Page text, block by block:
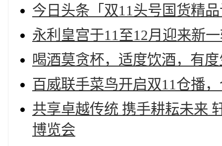
今日头条「双11头号国货精
永利皇宫于11至12月迎来新
喝酒莫贪杯，适度饮酒，有
百威联手菜鸟开启双11仓播
共享卓越传统 携手耕耘未来
博览会